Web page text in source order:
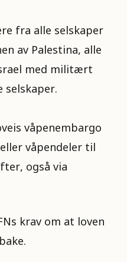
fra alle selskaper
av Palestina, alle
med militært
selskaper.
våpenembargo
våpendeler til
også via
krav om at loven